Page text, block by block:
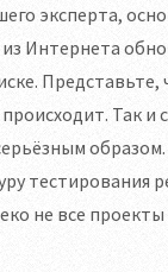
эксперта,
Интернета
Так
тестирования
не все